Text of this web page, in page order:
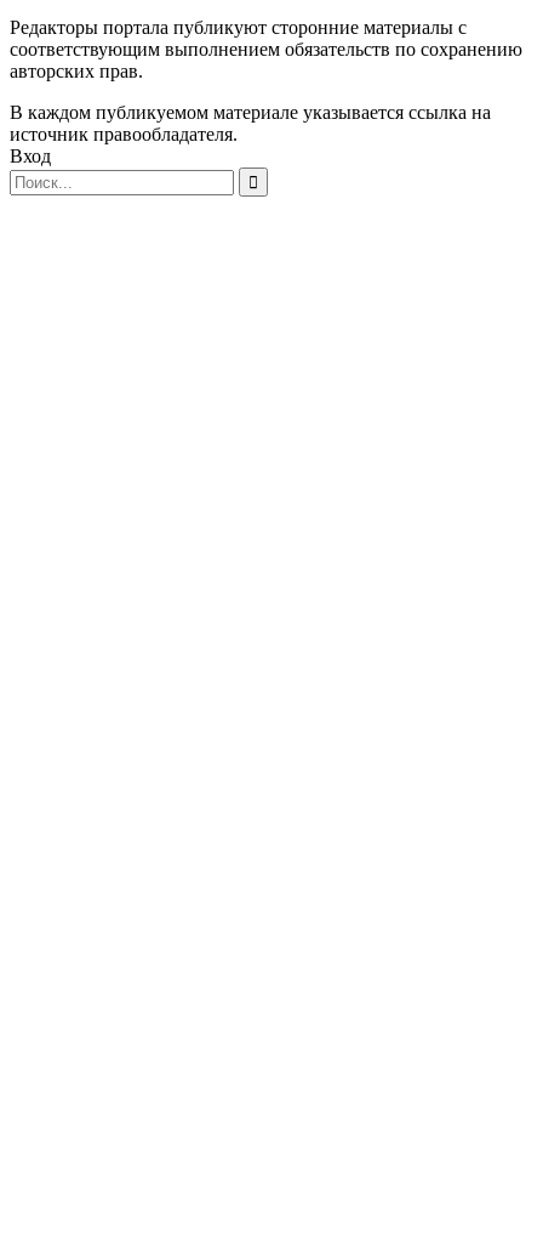
Редакторы портала публикуют сторонние материалы с
соответствующим выполнением обязательств по сохранению
авторских прав.
В каждом публикуемом материале указывается ссылка на
источник правообладателя.
Вход